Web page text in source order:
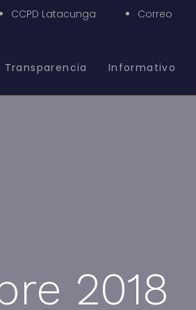
CCPD Latacunga Correo
Transparencia Informativo
2018